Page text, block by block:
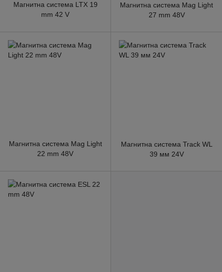
Магнитна система LTX 19
mm 42 V
Магнитна система Mag Light
27 mm 48V
Магнитна система Mag Light
22 mm 48V
Магнитна система Track WL
39 мм 24V